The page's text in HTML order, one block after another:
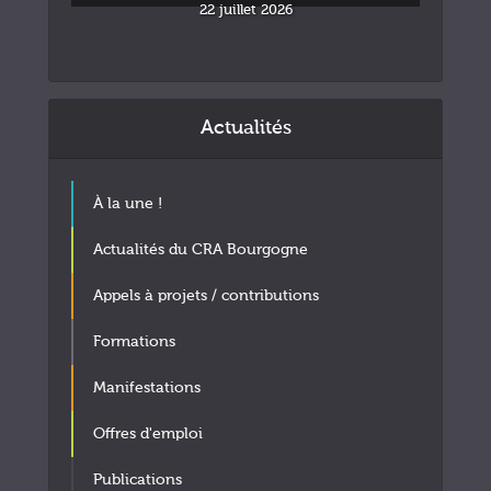
22 juillet 2026
Actualités
À la une !
Actualités du CRA Bourgogne
Appels à projets / contributions
Formations
Manifestations
Offres d'emploi
Publications